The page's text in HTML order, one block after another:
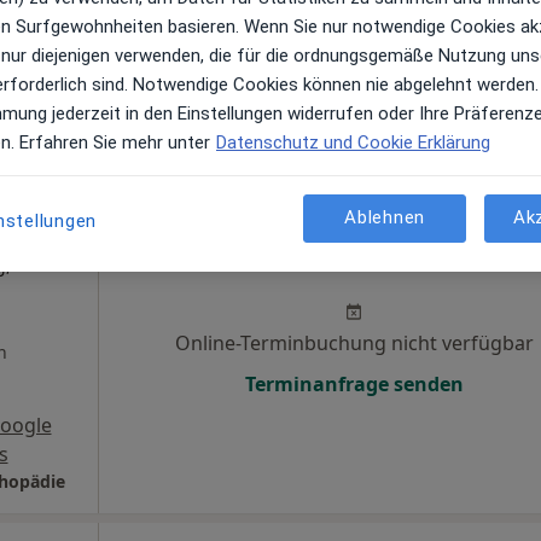
Privatpraxis für Orthopädie Sadik Dogan Facharzt für Orthopädie und Unfallchirurgie
Morgen
Online-Terminbuchung nicht verfügbar
Terminanfrage senden
Surfgewohnheiten basieren. Wenn Sie nur notwendige Cookies
diejenigen verwenden, die für die ordnungsgemäße Nutzung
sind. Notwendige Cookies können nie abgelehnt
jederzeit in den Einstellungen widerrufen oder Ihre
Erfahren Sie mehr unter Datenschutz und Cookie Erklärung
Ablehnen